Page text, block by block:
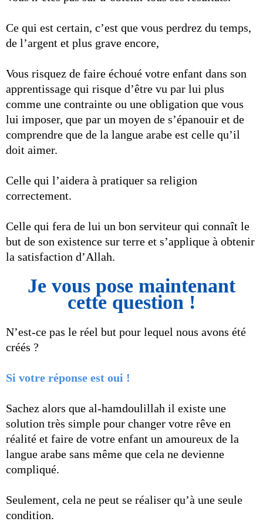
Ce qui est certain, c’est que vous perdrez du temps,
de l’argent et plus grave encore,
Vous risquez de faire échoué votre enfant dans son
apprentissage qui risque d’être vu par lui plus
comme une contrainte ou une obligation que vous
lui imposer, que par un moyen de s’épanouir et de
comprendre que de la langue arabe est celle qu’il
doit aimer.
Celle qui l’aidera à pratiquer sa religion
correctement.
Celle qui fera de lui un bon serviteur qui connaît le
but de son existence sur terre et s’applique à obtenir
la satisfaction d’Allah.
Je vous pose maintenant
cette question !
N’est-ce pas le réel but pour lequel nous avons été
créés ?
Si votre réponse est oui !
Sachez alors que al-hamdoulillah il existe une
solution très simple pour changer votre rêve en
réalité et faire de votre enfant un amoureux de la
langue arabe sans même que cela ne devienne
compliqué.
Seulement, cela ne peut se réaliser qu’à une seule
condition.